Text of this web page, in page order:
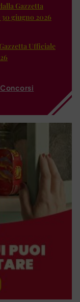
Gazzetta
giugno 2026
Ufficiale